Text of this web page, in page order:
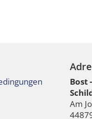
Bost
Am